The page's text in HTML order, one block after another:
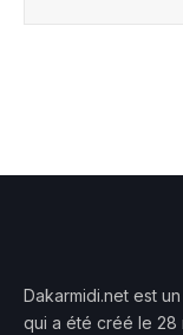
Dakarmidi.net est
qui a été créé le 28